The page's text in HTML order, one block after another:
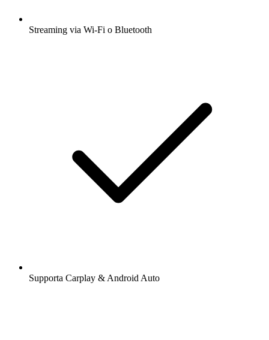
Streaming via Wi-Fi o Bluetooth
Supporta Carplay & Android Auto